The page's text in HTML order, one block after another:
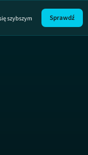
to ja
szybszym
Sprawdź